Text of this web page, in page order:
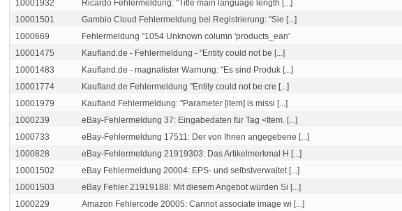
10001932
Ricardo Fehlermeldung: "Title main language length [...]
10001501
Gambio Cloud Fehlermeldung bei Registrierung: "Sie [...]
1000669
Fehlermeldung "1054 Unknown column 'products_ean'
10001475
Kaufland.de - Fehlermeldung - "Entity could not be [...]
10001483
Kaufland.de - magnalister Warnung: "Es sind Produk [...]
10001774
Kaufland.de Fehlermeldung "Entity could not be cre [...]
10001979
Kaufland Fehlermeldung: "Parameter [item] is missi [...]
1000239
eBay-Fehlermeldung 37: Eingabedaten für Tag <Item. [...]
1000733
eBay-Fehlermeldung 17511: Der von Ihnen angegebene [...]
1000828
eBay-Fehlermeldung 21919303: Das Artikelmerkmal H [...]
10001502
eBay Fehlermeldung 20004: EPS- und selbstverwaltet [...]
10001503
eBay Fehler 21919188: Mit diesem Angebot würden Si [...]
1000229
Amazon Fehlercode 20005: Cannot associate image wi [...]